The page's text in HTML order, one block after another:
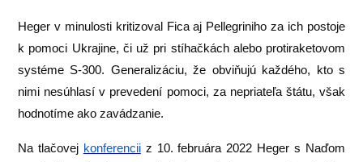
Heger v minulosti kritizoval Fica aj Pellegriniho za ich postoje
k pomoci Ukrajine, či už pri stíhačkách alebo protiraketovom
systéme S-300. Generalizáciu, že obviňujú každého, kto s
nimi nesúhlasí v prevedení pomoci, za nepriateľa štátu, však
hodnotíme ako zavádzanie.
Na tlačovej konferenciiz 10. februára 2022 Heger s Naďom